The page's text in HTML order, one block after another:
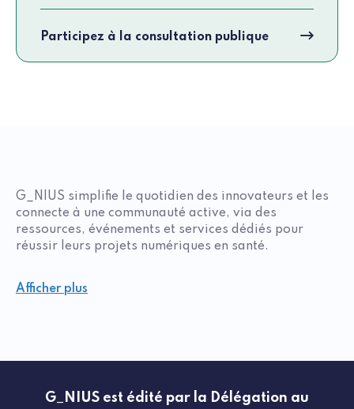
Participez à la consultation publique
G_NIUS simplifie le quotidien des innovateurs et les
connecte à une communauté active, via des
ressources, événements et services dédiés pour
réussir leurs projets numériques en santé.
Afficher plus
G_NIUS est édité par la Délégation au